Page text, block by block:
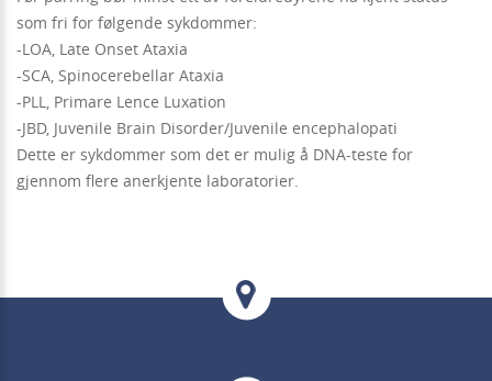
som fri for følgende sykdommer:
-LOA, Late Onset Ataxia
-SCA, Spinocerebellar Ataxia
-PLL, Primare Lence Luxation
-JBD, Juvenile Brain Disorder/Juvenile encephalopati
Dette er sykdommer som det er mulig å DNA-teste for
gjennom flere anerkjente laboratorier.